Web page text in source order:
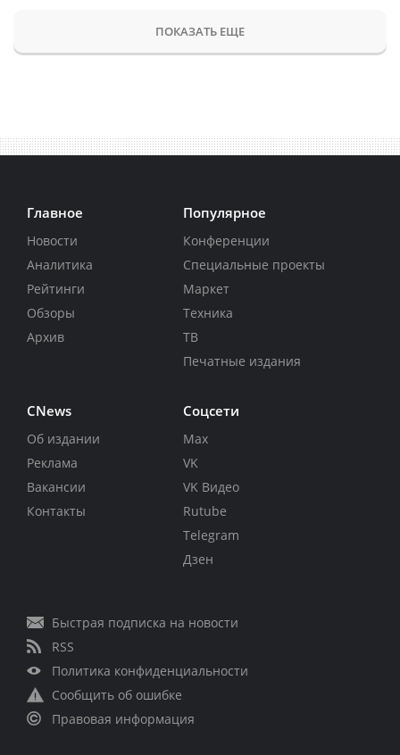
ПОКАЗАТЬ ЕЩЕ
Главное
Новости
Аналитика
Рейтинги
Обзоры
Архив
Популярное
Конференции
Специальные проекты
Маркет
Техника
ТВ
Печатные издания
CNews
Об издании
Реклама
Вакансии
Контакты
Соцсети
Max
VK
VK Видео
Rutube
Telegram
Дзен
Быстрая подписка на новости
RSS
Политика конфиденциальности
Сообщить об ошибке
Правовая информация